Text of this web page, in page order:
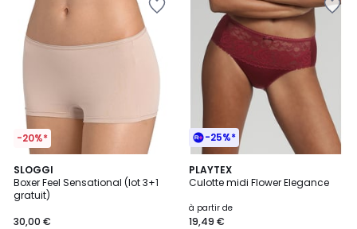
-20%*
SLOGGI
Boxer Feel Sensational (lot 3+1
gratuit)
30,00 €
4,6
/ 5
3
Couleurs
-25%*
PLAYTEX
Culotte midi Flower Elegance
à partir de
19,49 €
4
/
9
Couleurs